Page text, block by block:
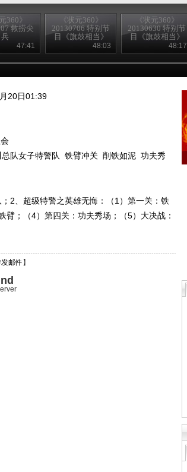
360》
救捞尖
兵
47:41
《状元360》
20130706 特别节
目《旗鼓相当》
48:03
《状元360》
20130630 特别节
目《旗鼓相当》
48:17
20日01:39
队女子特警队 铁臂冲关 削铁如泥 功夫秀
2、超级特警之英雄无悔：（1）第一关：铁
；（4）第四关：功夫秀场；（5）大决战：
邮件 】